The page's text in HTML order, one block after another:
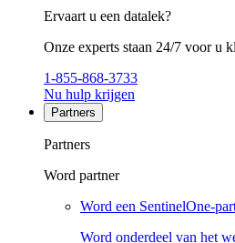
Ervaart u een datalek?
Onze experts staan 24/7 voor u
1-855-868-3733
Nu hulp krijgen
Partners
Partners
Word partner
Word een SentinelOne-
Word onderdeel van het